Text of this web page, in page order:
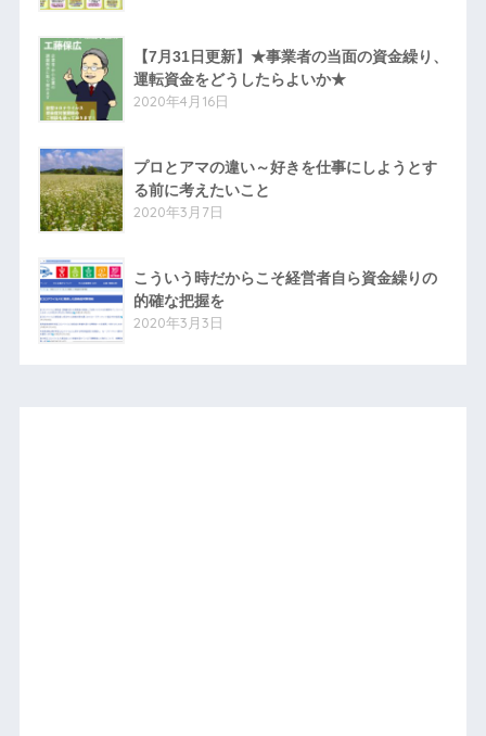
【7月31日更新】★事業者の当面の資金繰り、
運転資金をどうしたらよいか★
2020年4月16日
プロとアマの違い～好きを仕事にしようとす
る前に考えたいこと
2020年3月7日
こういう時だからこそ経営者自ら資金繰りの
的確な把握を
2020年3月3日